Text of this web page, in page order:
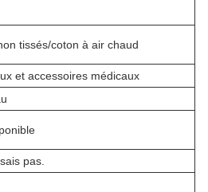
tissés/coton à air chaud
et accessoires médicaux
pas.